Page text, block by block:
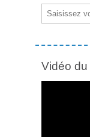
Email
Vidéo